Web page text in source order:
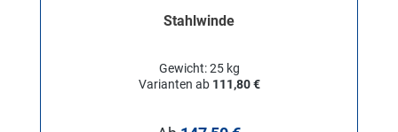
Stahlwinde
Gewicht: 25 kg
Varianten ab111,80 €